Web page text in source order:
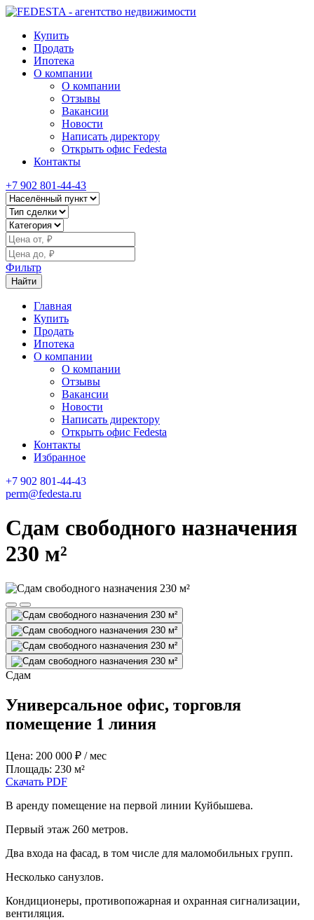
Купить
Продать
Ипотека
О компании
О компании
Отзывы
Вакансии
Новости
Написать директору
Открыть офис Fedesta
Контакты
+7 902 801-44-43
Фильтр
Найти
Главная
Купить
Продать
Ипотека
О компании
О компании
Отзывы
Вакансии
Новости
Написать директору
Открыть офис Fedesta
Контакты
Избранное
+7 902 801-44-43
perm@fedesta.ru
Сдам свободного назначения
230 м²
Сдам
Универсальное офис, торговля
помещение 1 линия
Цена: 200 000 ₽ / мес
Площадь: 230 м²
Скачать PDF
В аренду помещение на первой линии Куйбышева.
Первый этаж 260 метров.
Два входа на фасад, в том числе для маломобильных групп.
Несколько санузлов.
Кондиционеры, противопожарная и охранная сигнализации,
вентиляция.